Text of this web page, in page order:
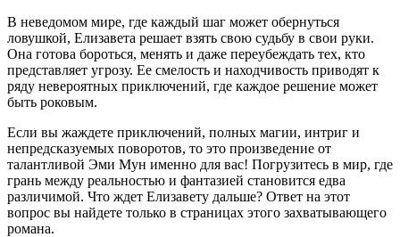
В неведомом мире, где каждый шаг может обернуться
ловушкой, Елизавета решает взять свою судьбу в свои руки.
Она готова бороться, менять и даже переубеждать тех, кто
представляет угрозу. Ее смелость и находчивость приводят к
ряду невероятных приключений, где каждое решение может
быть роковым.
Если вы жаждете приключений, полных магии, интриг и
непредсказуемых поворотов, то это произведение от
талантливой Эми Мун именно для вас! Погрузитесь в мир, где
грань между реальностью и фантазией становится едва
различимой. Что ждет Елизавету дальше? Ответ на этот
вопрос вы найдете только в страницах этого захватывающего
романа.